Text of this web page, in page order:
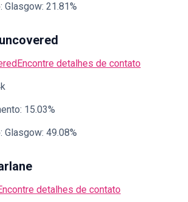
Glasgow: 21.81%
Encontre detalhes de contato
15.03%
Glasgow: 49.08%
detalhes de contato